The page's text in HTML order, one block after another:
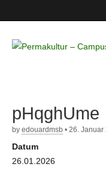
–
pHqghUme
by edouardmsb • 26. Januar
Datum
26.01.2026